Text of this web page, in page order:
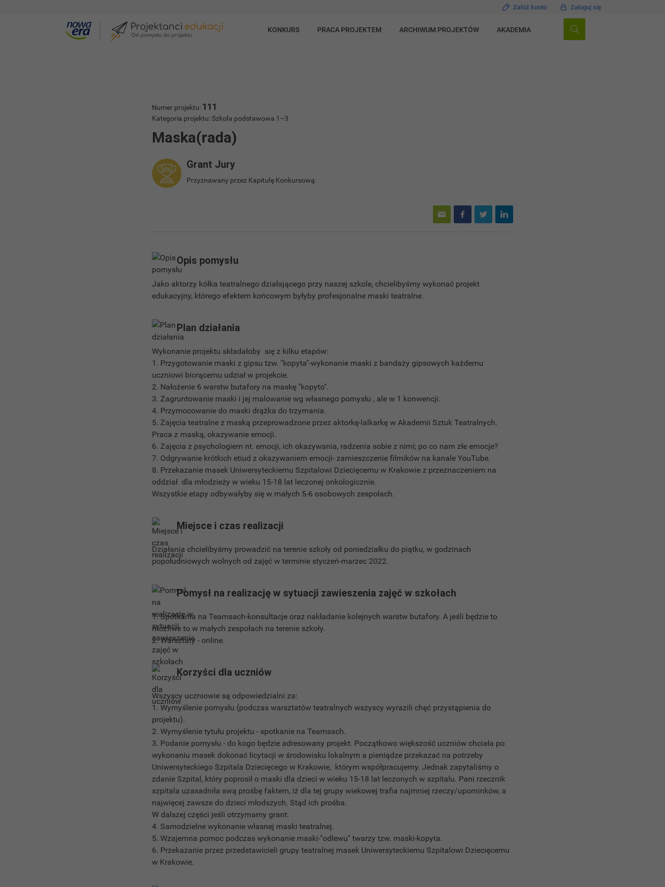
Załóż konto Zaloguj się
KONKURS PRACA PROJEKTEM ARCHIWUM PROJEKTÓW AKADEMIA
Numer projektu: 111
Kategoria projektu: Szkoła podstawowa 1–3
Maska(rada)
Grant Jury
Przyznawany przez Kapitułę Konkursową.
Opis pomysłu
Jako aktorzy kółka teatralnego działającego przy naszej szkole, chcielibyśmy wykonać projekt
edukacyjny, którego efektem końcowym byłyby profesjonalne maski teatralne.
Plan działania
Wykonanie projektu składałoby się z kilku etapów:
1. Przygotowanie maski z gipsu tzw. "kopyta"-wykonanie maski z bandaży gipsowych każdemu
uczniowi biorącemu udział w projekcie.
2. Nałożenie 6 warstw butafory na maskę "kopyto".
3. Zagruntowanie maski i jej malowanie wg własnego pomysłu , ale w 1 konwencji.
4. Przymocowanie do maski drążka do trzymania.
5. Zajęcia teatralne z maską przeprowadzone przez aktorkę-lalkarkę w Akademii Sztuk Teatralnych.
Praca z maską, okazywanie emocji.
6. Zajęcia z psychologiem nt. emocji, ich okazywania, radzenia sobie z nimi; po co nam złe emocje?
7. Odgrywanie krótkich etiud z okazywaniem emocji- zamieszczenie filmików na kanale YouTube.
8. Przekazanie masek Uniwersyteckiemu Szpitalowi Dziecięcemu w Krakowie z przeznaczeniem na
oddział dla młodzieży w wieku 15-18 lat leczonej onkologicznie.
Wszystkie etapy odbywałyby się w małych 5-6 osobowych zespołach.
Miejsce i czas realizacji
Działania chcielibyśmy prowadzić na terenie szkoły od poniedziałku do piątku, w godzinach
popołudniowych wolnych od zajęć w terminie styczeń-marzec 2022.
Pomysł na realizację w sytuacji zawieszenia zajęć w szkołach
1. Spotkania na Teamsach-konsultacje oraz nakładanie kolejnych warstw butafory. A jeśli będzie to
możliwe to w małych zespołach na terenie szkoły.
2. Warsztaty - online.
Korzyści dla uczniów
Wszyscy uczniowie są odpowiedzialni za:
1. Wymyślenie pomysłu (podczas warsztatów teatralnych wszyscy wyrazili chęć przystąpienia do
projektu).
2. Wymyślenie tytułu projektu - spotkanie na Teamsach.
3. Podanie pomysłu - do kogo będzie adresowany projekt. Początkowo większość uczniów chciała po
wykonaniu masek dokonać licytacji w środowisku lokalnym a pieniądze przekazać na potrzeby
Uniwersyteckiego Szpitala Dziecięcego w Krakowie, którym współpracujemy. Jednak zapytaliśmy o
zdanie Szpital, który poprosił o maski dla dzieci w wieku 15-18 lat leczonych w szpitalu. Pani rzecznik
szpitala uzasadniła swą prośbę faktem, iż dla tej grupy wiekowej trafia najmniej rzeczy/upominków, a
najwięcej zawsze do dzieci młodszych. Stąd ich prośba.
W dalszej części jeśli otrzymamy grant:
4. Samodzielne wykonanie własnej maski teatralnej.
5. Wzajemna pomoc podczas wykonanie maski-"odlewu" twarzy tzw. maski-kopyta.
6. Przekazanie przez przedstawicieli grupy teatralnej masek Uniwersyteckiemu Szpitalowi Dziecięcemu
w Krakowie.